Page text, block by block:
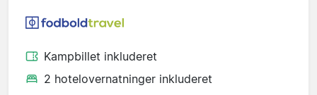
Kampbillet inkluderet
2 hotelovernatninger inkluderet